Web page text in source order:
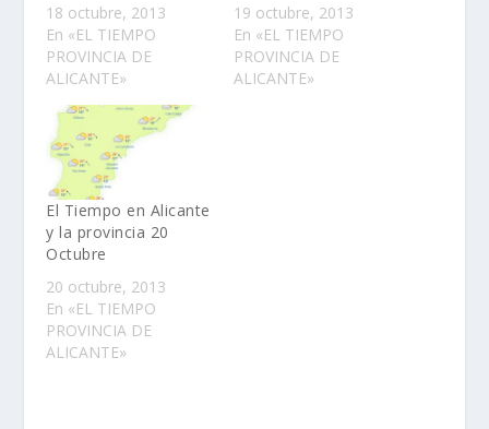
18 octubre, 2013
En «EL TIEMPO
PROVINCIA DE
ALICANTE»
19 octubre, 2013
En «EL TIEMPO
PROVINCIA DE
ALICANTE»
El Tiempo en Alicante
y la provincia 20
Octubre
20 octubre, 2013
En «EL TIEMPO
PROVINCIA DE
ALICANTE»